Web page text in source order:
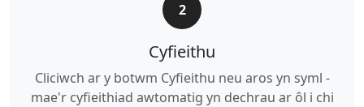
2
Cyfieithu
Cliciwch ar y botwm Cyfieithu neu aros yn syml -
mae'r cyfieithiad awtomatig yn dechrau ar ôl i chi